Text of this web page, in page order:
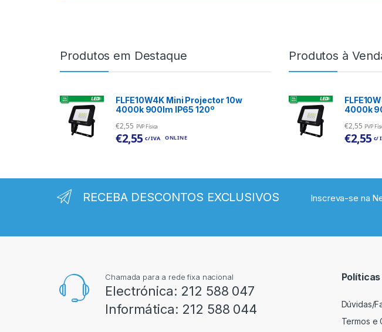
Produtos em Destaque
FLFE10W4K Mini Projector 10w
4000k 900lm IP65 120º
€2,55 PVP Física
€2,55 c/ IVA ONLINE
Produtos à
4000k
€2,55 PVP
€2,55 c/
RECEBA DESCONTOS EXCLUSIVOS Inscreva-se na
Chamada para a rede fixa nacional
Electrónica: 212 588 047
Informática: 212 588 044
Dúvidas/
Termos e